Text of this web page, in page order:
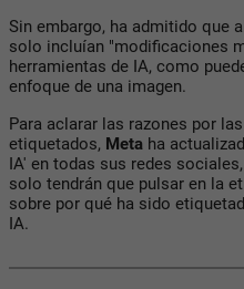
Sin embargo, ha admitido que
solo incluían "modificaciones
herramientas de IA, como
enfoque de una imagen.
Para aclarar las razones por
etiquetados, Meta ha
IA' en todas sus redes
solo tendrán que pulsar en la
sobre por qué ha sido
IA.